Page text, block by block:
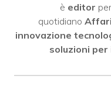
è editor per
quotidiano
innovazione
soluzioni